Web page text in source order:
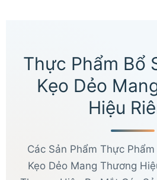
Thực Phẩm Bổ
Kẹo Dẻo
Hiệu
Các Sản Phẩm Thực
Kẹo Dẻo Mang Thương